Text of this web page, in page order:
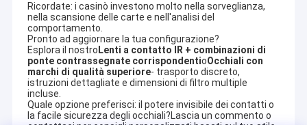
Ricordate: i casinò investono molto nella sorveglianza,
nella scansione delle carte e nell'analisi del
comportamento.
Pronto ad aggiornare la tua configurazione?
Esplora il nostro Lenti a contatto IR + combinazioni di
ponte contrassegnate corrispondentioOcchiali con
marchi di qualità superiore- trasporto discreto,
istruzioni dettagliate e dimensioni di filtro multiple
incluse.
Quale opzione preferisci: il potere invisibile dei contatti o
la facile sicurezza degli occhiali?Lascia un commento o